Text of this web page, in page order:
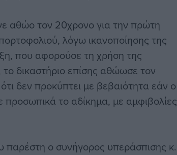
αθώο τον 20χρονο για την πρώτη
λόγω ικανοποίησης της
που αφορούσε τη χρήση της
δικαστήριο επίσης αθώωσε τον
δεν προκύπτει με βεβαιότητα εάν ο
προσωπικά το αδίκημα, με αμφιβολίες
παρέστη ο συνήγορος υπεράσπισης κ.